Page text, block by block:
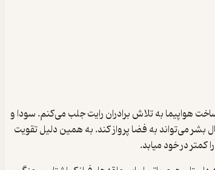
هواپیما به تلاش برادران رایت جلب می‌کنم. سودا و
می‌تواند به فضا پرواز کند. به همین دلیل تقویت
در خود میابد.